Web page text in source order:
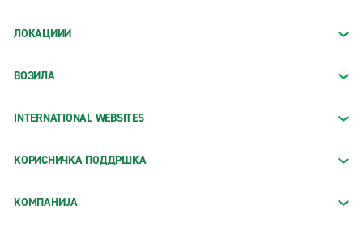
ЛОКАЦИИИ
ВОЗИЛА
INTERNATIONAL WEBSITES
КОРИСНИЧКА ПОДДРШКА
КОМПАНИЈА